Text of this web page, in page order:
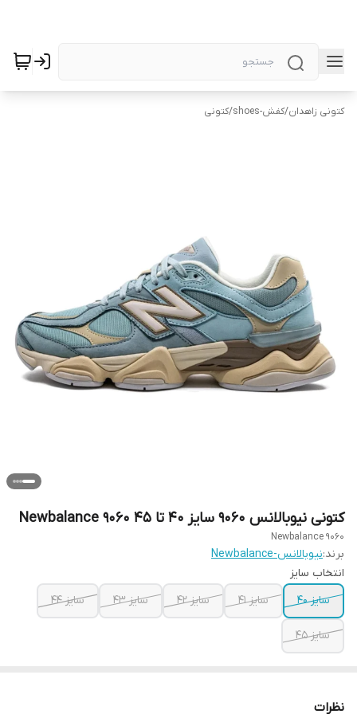
کتونی زاهدان/کفش-shoes /کتونی
کتونی نیوبالانس 9060 سایز ۴۰ تا ۴۵ Newbalance 9060
Newbalance 9060
برند:نیوبالانس-Newbalance
انتخاب سایز
سایز ۴۰
سایز ۴۱ سایز ۴۲ سایز ۴۳ سایز ۴۴
سایز ۴۵
نظرات